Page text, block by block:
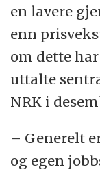
en lavere
enn
om dette
uttalte
NRK i
– Generelt
og egen